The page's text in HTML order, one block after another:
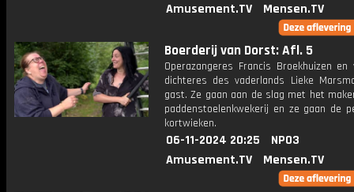
Amusement.TV
Mensen.TV
Boerderij van Dorst: Afl. 5
Operazangeres Francis Broekhuizen en
dichteres des vaderlands Lieke
gast. Ze gaan aan de slag met het
paddenstoelenkwekerij en ze gaan de
kortwieken.
06-11-2024 20:25
NPO3
Amusement.TV
Mensen.TV